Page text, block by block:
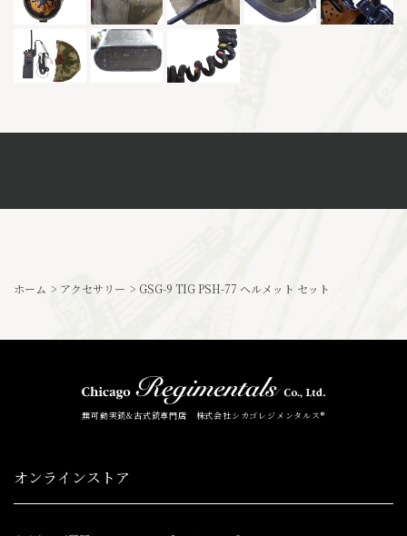
ホーム > アクセサリー > GSG-9 TIG PSH-77 ヘルメット セット
無可動実銃&古式銃専門店 株式会社シカゴレジメンタルス®
オンラインストア